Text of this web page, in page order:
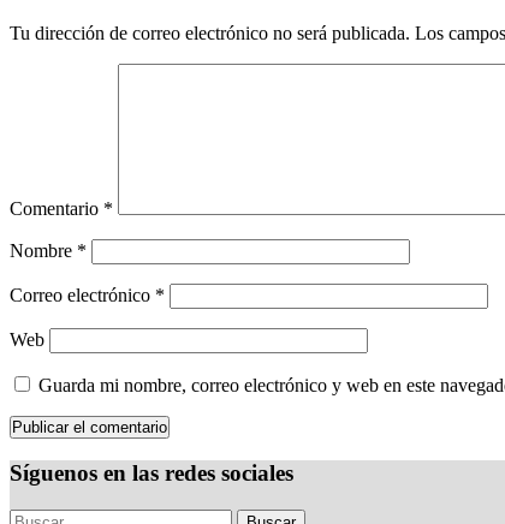
Tu dirección de correo electrónico no será publicada. Los
Comentario *
Nombre *
Correo electrónico *
Web
Guarda mi nombre, correo electrónico y web en este
Síguenos en las redes sociales